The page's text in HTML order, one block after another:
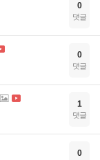
0
댓글
0
댓글
1
댓글
0